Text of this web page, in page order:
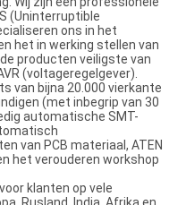
(Uninterruptible
ons in het
het in werking stellen van
producten veiligste van
(voltageregelgever).
van bijna 20.000 vierkante
(met inbegrip van 30
automatische SMT-
van PCB materiaal, ATEN
het verouderen workshop
klanten op vele